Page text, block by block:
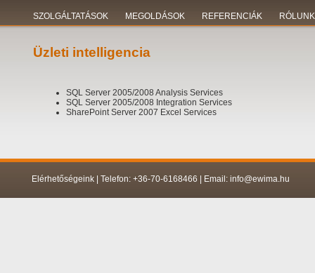
SZOLGÁLTATÁSOK MEGOLDÁSOK REFERENCIÁK RÓLUNK
Üzleti intelligencia
SQL Server 2005/2008 Analysis Services
SQL Server 2005/2008 Integration Services
SharePoint Server 2007 Excel Services
Elérhetőségeink | Telefon: +36-70-6168466 | Email: info@ewima.hu